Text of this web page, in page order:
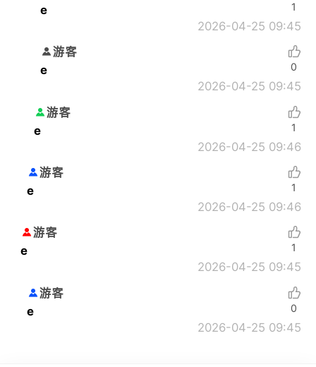
e
2026-04-25 09:45
1
游客
e
2026-04-25 09:45
0
游客
e
2026-04-25 09:46
1
游客
e
2026-04-25 09:46
1
游客
e
2026-04-25 09:45
1
游客
e
2026-04-25 09:45
0